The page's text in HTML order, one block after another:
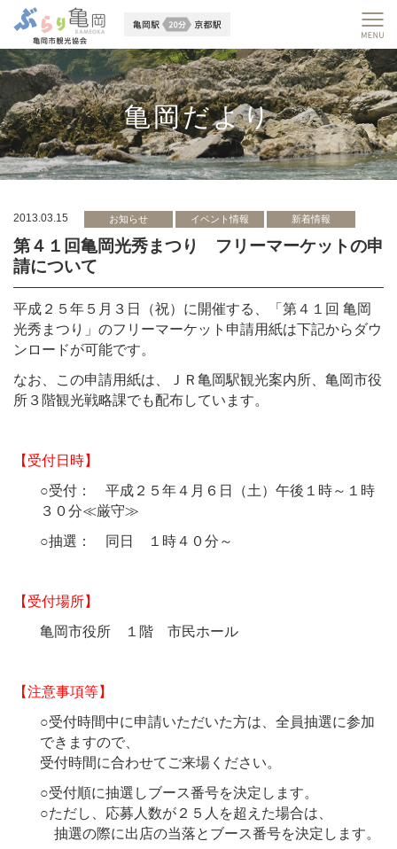
亀岡だより
2013.03.15 お知らせ イベント情報 新着情報
第４１回亀岡光秀まつり フリーマーケットの申
請について
平成２５年５月３日（祝）に開催する、「第４１回 亀岡
光秀まつり」のフリーマーケット申請用紙は下記からダウ
ンロードが可能です。
なお、この申請用紙は、ＪＲ亀岡駅観光案内所、亀岡市役
所３階観光戦略課でも配布しています。
【受付日時】
○受付： 平成２５年４月６日（土）午後１時～１時
３０分≪厳守≫
○抽選： 同日 １時４０分～
【受付場所】
亀岡市役所 １階 市民ホール
【注意事項等】
○受付時間中に申請いただいた方は、全員抽選に参加
できますので、
受付時間に合わせてご来場ください。
○受付順に抽選しブース番号を決定します。
○ただし、応募人数が２５人を超えた場合は、
抽選の際に出店の当落とブース番号を決定します。